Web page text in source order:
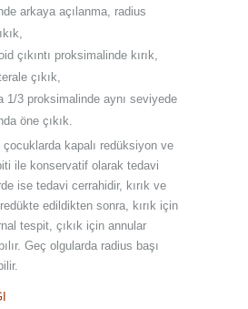
arkaya açılanma, radius
çıkıntı proksimalinde kırık,
çıkık,
1/3 proksimalinde aynı seviyede
öne çıkık.
çocuklarda kapalı redüksiyon ve
ile konservatif olarak tedavi
ise tedavi cerrahidir, kırık ve
edildikten sonra, kırık için
tespit, çıkık için annular
Geç olgularda radius başı